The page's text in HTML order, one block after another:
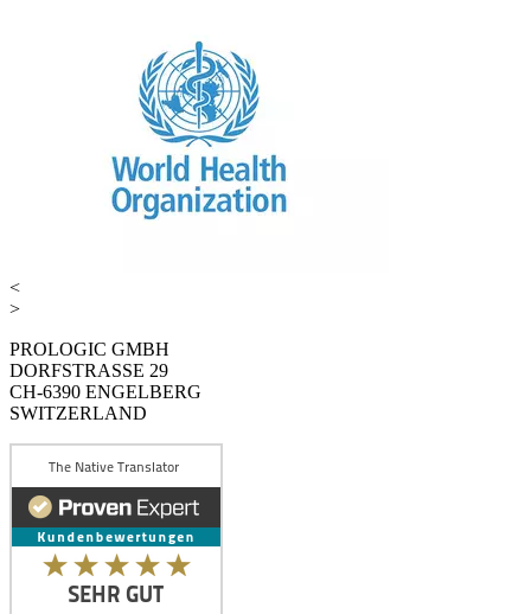
<
>
PROLOGIC GMBH
DORFSTRASSE 29
CH-6390 ENGELBERG
SWITZERLAND